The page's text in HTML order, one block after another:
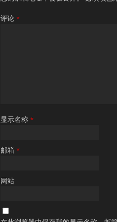
评论 *
显示名称 *
邮箱 *
网站